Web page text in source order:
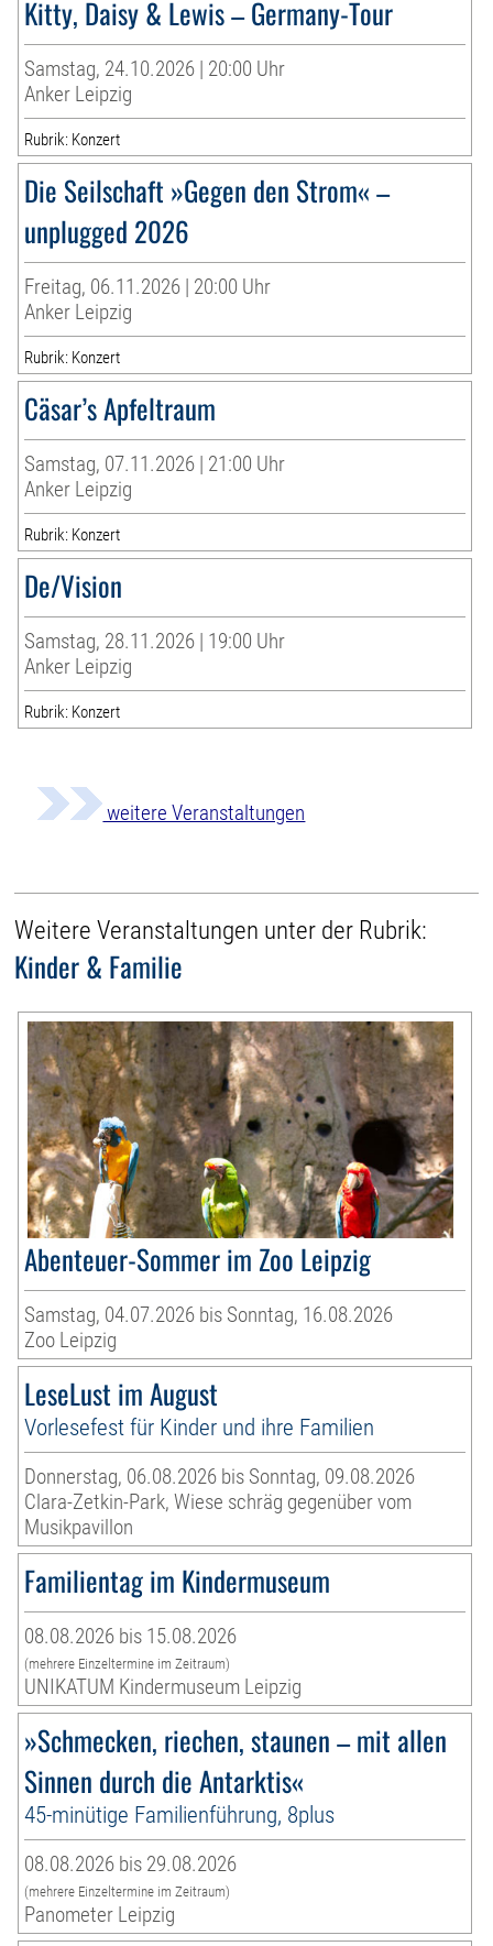
Kitty, Daisy & Lewis – Germany-Tour
Samstag, 24.10.2026 | 20:00 Uhr
Anker Leipzig
Rubrik: Konzert
Die Seilschaft »Gegen den Strom« –
unplugged 2026
Freitag, 06.11.2026 | 20:00 Uhr
Anker Leipzig
Rubrik: Konzert
Cäsar’s Apfeltraum
Samstag, 07.11.2026 | 21:00 Uhr
Anker Leipzig
Rubrik: Konzert
De/Vision
Samstag, 28.11.2026 | 19:00 Uhr
Anker Leipzig
Rubrik: Konzert
weitere Veranstaltungen
Weitere Veranstaltungen unter der Rubrik:
Kinder & Familie
Abenteuer-Sommer im Zoo Leipzig
Samstag, 04.07.2026 bis Sonntag, 16.08.2026
Zoo Leipzig
LeseLust im August
Vorlesefest für Kinder und ihre Familien
Donnerstag, 06.08.2026 bis Sonntag, 09.08.2026
Clara-Zetkin-Park, Wiese schräg gegenüber vom
Musikpavillon
Familientag im Kindermuseum
08.08.2026 bis 15.08.2026
(mehrere Einzeltermine im Zeitraum)
UNIKATUM Kindermuseum Leipzig
»Schmecken, riechen, staunen – mit allen
Sinnen durch die Antarktis«
45-minütige Familienführung, 8plus
08.08.2026 bis 29.08.2026
(mehrere Einzeltermine im Zeitraum)
Panometer Leipzig